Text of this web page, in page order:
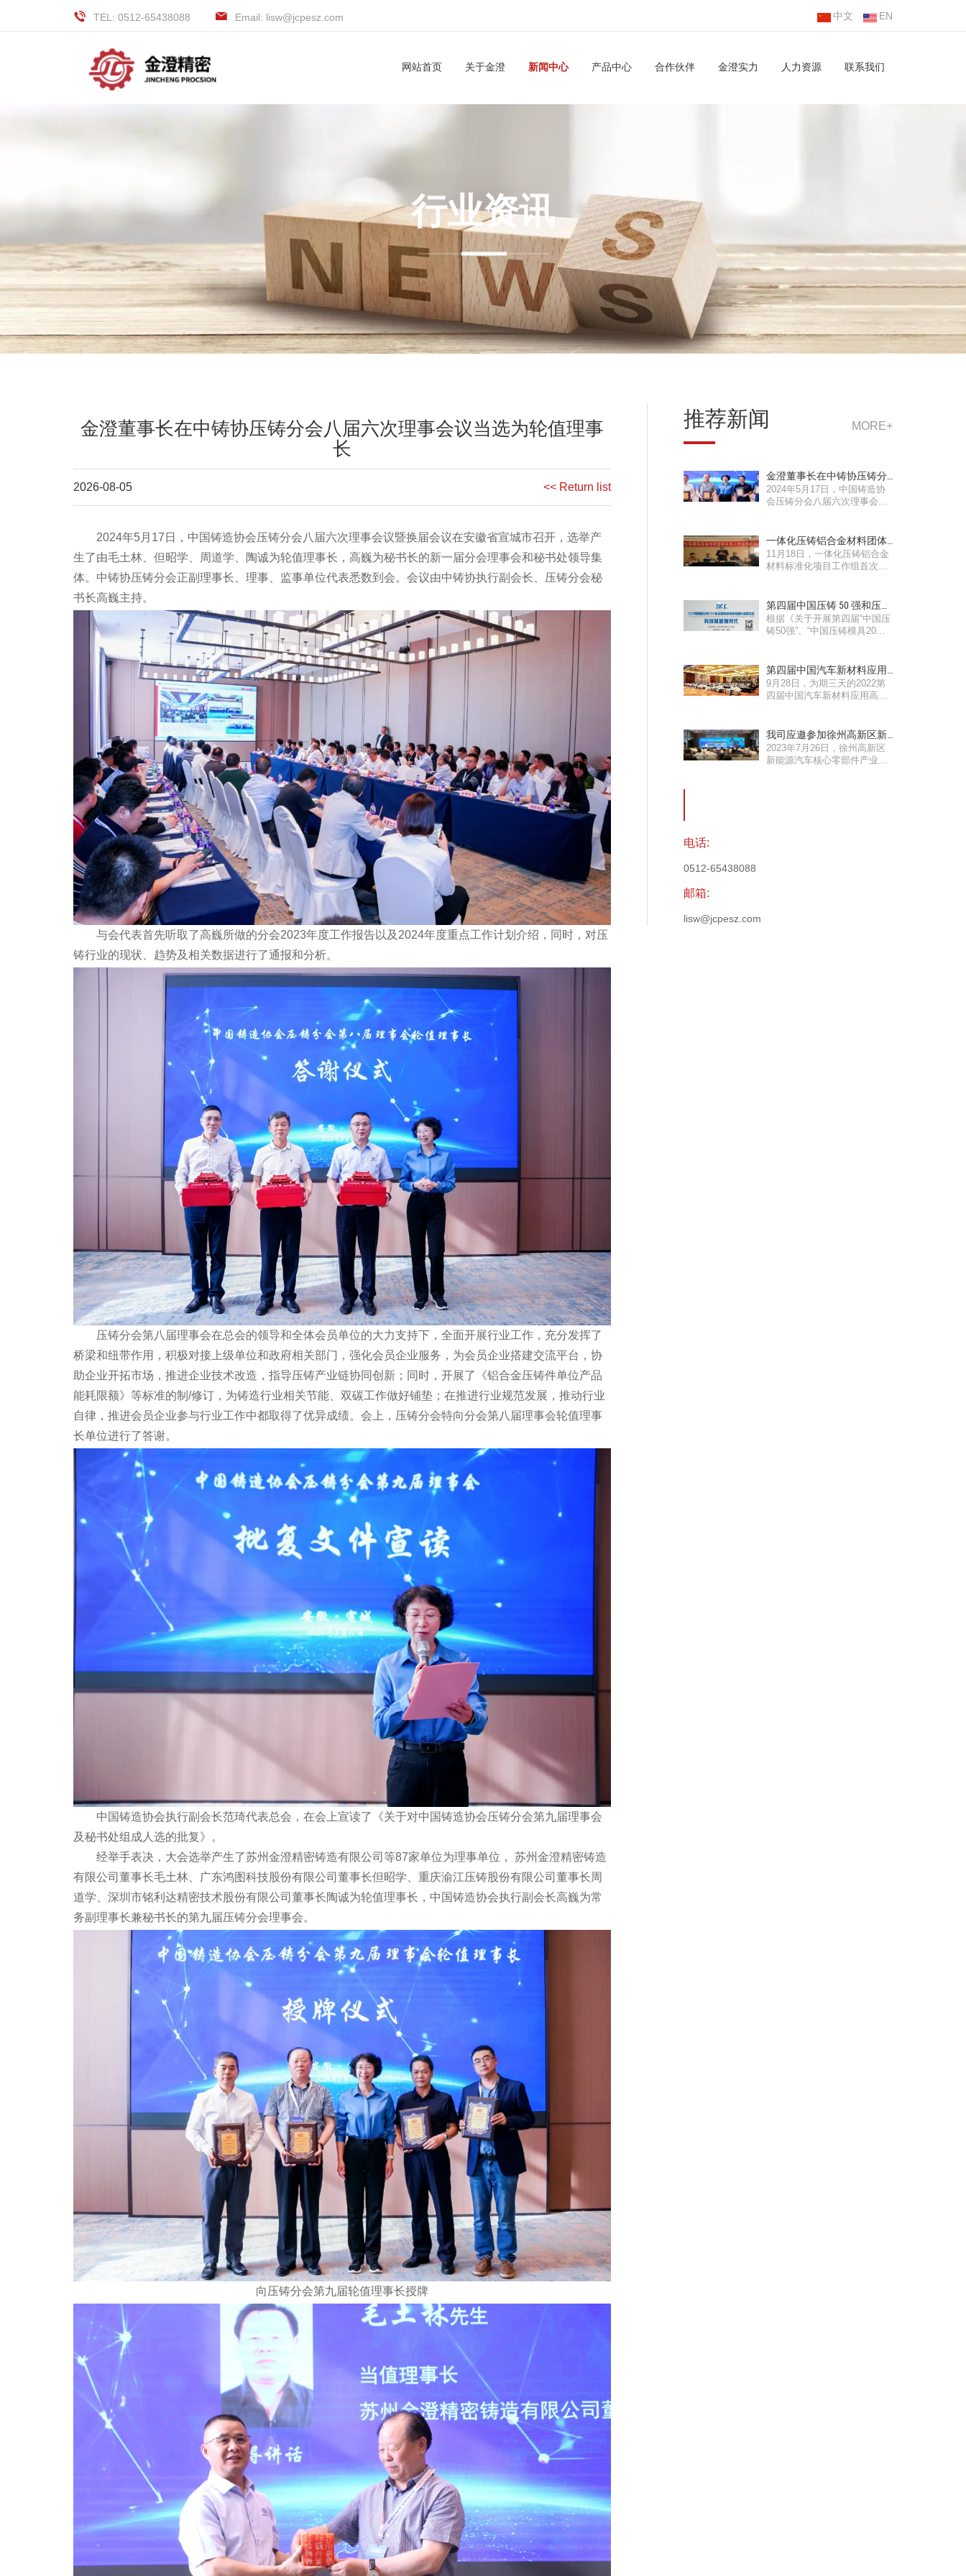
TEL: 0512-65438088 Email: lisw@jcpesz.com 中文 EN
网站首页 关于金澄 新闻中心 产品中心 合作伙伴 金澄实力 人力资源 联系我们
行业资讯
金澄董事长在中铸协压铸分会八届六次理事会议当选为轮值理事
长
2026-08-05 << Return list
2024年5月17日，中国铸造协会压铸分会八届六次理事会议暨换届会议在安徽省宣城市召开，选举产
生了由毛土林、但昭学、周道学、陶诚为轮值理事长，高巍为秘书长的新一届分会理事会和秘书处领导集
体。中铸协压铸分会正副理事长、理事、监事单位代表悉数到会。会议由中铸协执行副会长、压铸分会秘
书长高巍主持。
与会代表首先听取了高巍所做的分会2023年度工作报告以及2024年度重点工作计划介绍，同时，对压
铸行业的现状、趋势及相关数据进行了通报和分析。
压铸分会第八届理事会在总会的领导和全体会员单位的大力支持下，全面开展行业工作，充分发挥了
桥梁和纽带作用，积极对接上级单位和政府相关部门，强化会员企业服务，为会员企业搭建交流平台，协
助企业开拓市场，推进企业技术改造，指导压铸产业链协同创新；同时，开展了《铝合金压铸件单位产品
能耗限额》等标准的制/修订，为铸造行业相关节能、双碳工作做好铺垫；在推进行业规范发展，推动行业
自律，推进会员企业参与行业工作中都取得了优异成绩。会上，压铸分会特向分会第八届理事会轮值理事
长单位进行了答谢。
中国铸造协会执行副会长范琦代表总会，在会上宣读了《关于对中国铸造协会压铸分会第九届理事会
及秘书处组成人选的批复》。
经举手表决，大会选举产生了苏州金澄精密铸造有限公司等87家单位为理事单位， 苏州金澄精密铸造
有限公司董事长毛土林、广东鸿图科技股份有限公司董事长但昭学、重庆渝江压铸股份有限公司董事长周
道学、深圳市铭利达精密技术股份有限公司董事长陶诚为轮值理事长，中国铸造协会执行副会长高巍为常
务副理事长兼秘书长的第九届压铸分会理事会。
向压铸分会第九届轮值理事长授牌
推荐新闻 MORE+
金澄董事长在中铸协压铸分
会八届六次理事会议当选为
轮值理事长
2024年5月17日，中国铸造协
会压铸分会八届六次理事会议
一体化压铸铝合金材料团体
标准首次会议召开
11月18日，一体化压铸铝合金
材料标准化项目工作组首次会
第四届中国压铸 50 强和压铸
模具 20 强企业评选结果公告
根据《关于开展第四届“中国压
铸50强”、“中国压铸模具20
第四届中国汽车新材料应用
高峰论坛圆满落幕！
9月28日，为期三天的2022第
四届中国汽车新材料应用高峰
我司应邀参加徐州高新区新
能源汽车核心零部件产业发
展与技术创新论坛
2023年7月26日，徐州高新区
新能源汽车核心零部件产业发
电话:
0512-65438088
邮箱:
lisw@jcpesz.com